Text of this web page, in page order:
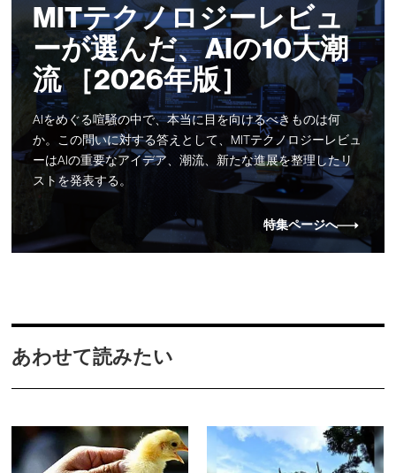
MITテクノロジーレビュ
ーが選んだ、AIの10大潮
流 ［2026年版］
AIをめぐる喧騒の中で、本当に目を向けるべきものは何
か。この問いに対する答えとして、MITテクノロジーレビュ
ーはAIの重要なアイデア、潮流、新たな進展を整理したリ
ストを発表する。
特集ページへ
あわせて読みたい